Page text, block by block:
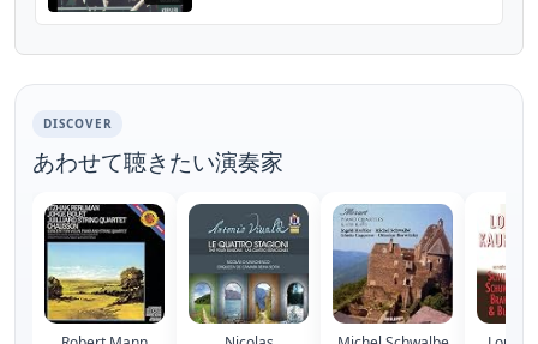
DISCOVER
あわせて聴きたい演奏家